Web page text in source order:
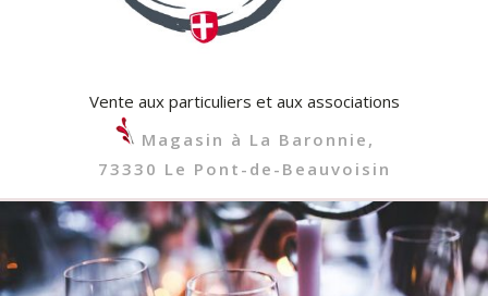
Vente aux particuliers et aux associations
Magasin à La Baronnie,
73330 Le Pont-de-Beauvoisin